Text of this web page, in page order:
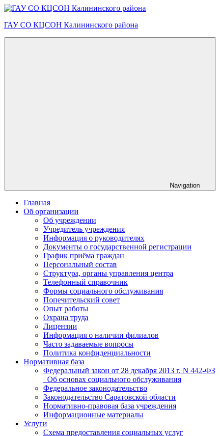
Skip
content
ГАУ СО КЦСОН Калининского района
Navigation
Главная
Об организации
Об учреждении
Учредитель учреждения
Информация о руководителях
Документы о государственной регистрации
График приёма граждан
Персональный состав
Структура, органы управления центра
Телефонный справочник
Формы социального обслуживания
Попечительский совет
Опыт работы
Охрана труда
Лицензии
Информация о наличии филиалов
Часто задаваемые вопросы
Политика конфиденциальности
Нормативная база
Федеральный закон от 28 декабря 2013 г. N 442-ФЗ
_Об основах социального обслуживания
Федеральное законодательство
Законодательство Саратовской области
Нормативно-правовая база учреждения
Информационные материалы
Услуги
Схема предоставления социальных услуг